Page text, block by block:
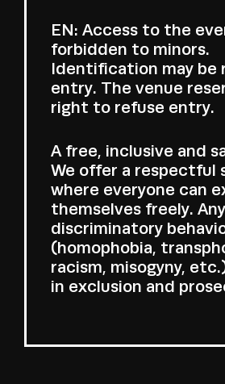
EN: Access to the
forbidden to minors.
Identification may be
entry. The venue
right to refuse entry.
A free, inclusive and
We offer a respectful
where everyone can
themselves freely. Any
discriminatory
(homophobia,
racism, misogyny,
in exclusion and